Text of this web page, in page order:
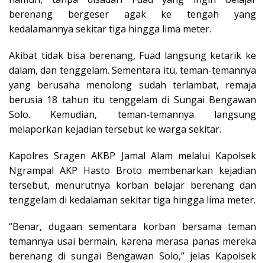
berenang bergeser agak ke tengah yang
kedalamannya sekitar tiga hingga lima meter.
Akibat tidak bisa berenang, Fuad langsung ketarik ke
dalam, dan tenggelam. Sementara itu, teman-temannya
yang berusaha menolong sudah terlambat, remaja
berusia 18 tahun itu tenggelam di Sungai Bengawan
Solo. Kemudian, teman-temannya langsung
melaporkan kejadian tersebut ke warga sekitar.
Kapolres Sragen AKBP Jamal Alam melalui Kapolsek
Ngrampal AKP Hasto Broto membenarkan kejadian
tersebut, menurutnya korban belajar berenang dan
tenggelam di kedalaman sekitar tiga hingga lima meter.
“Benar, dugaan sementara korban bersama teman
temannya usai bermain, karena merasa panas mereka
berenang di sungai Bengawan Solo,” jelas Kapolsek